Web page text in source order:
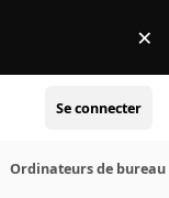
×
Se connecter
Ordinateurs de bureau